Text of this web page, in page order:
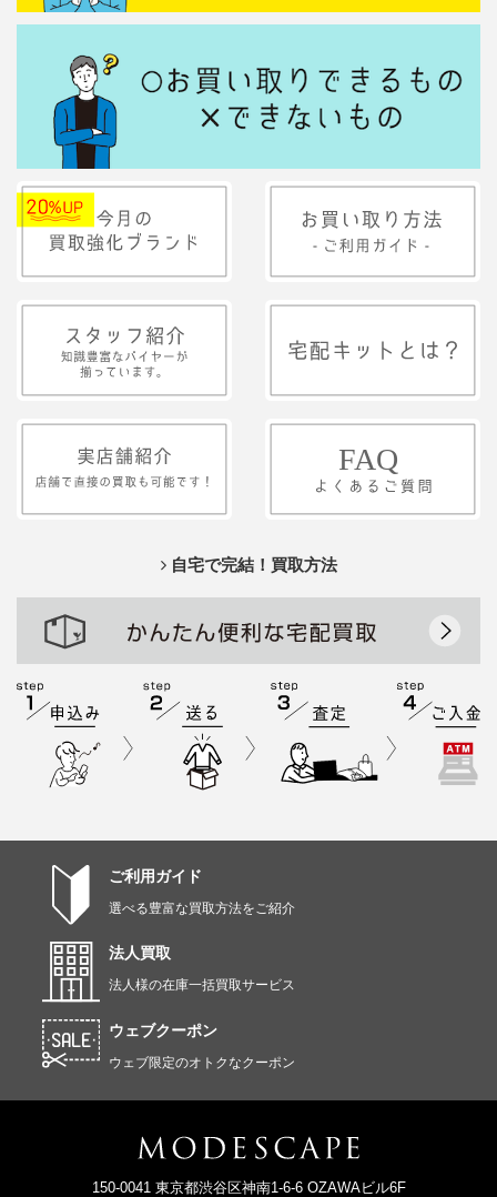
自宅で完結！買取方法
ご利用ガイド
選べる豊富な買取方法をご紹介
法人買取
法人様の在庫一括買取サービス
ウェブクーポン
ウェブ限定のオトクなクーポン
150-0041 東京都渋谷区神南1-6-6 OZAWAビル6F